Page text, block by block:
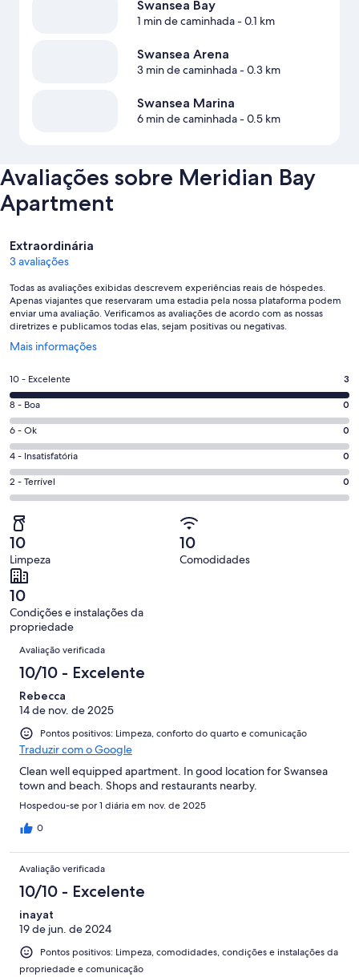
Swansea Bay
1 min de caminhada- 0.1 km
Swansea Arena
3 min de caminhada- 0.3 km
Swansea Marina
6 min de caminhada- 0.5 km
Avaliações sobre Meridian Bay
Apartment
Avaliações
Extraordinária
3 avaliações
Todas as avaliações exibidas descrevem experiências reais de hóspedes.
Apenas viajantes que reservaram uma estadia pela nossa plataforma podem
enviar uma avaliação. Verificamos as avaliações de acordo com as nossas
diretrizes e publicamos todas elas, sejam positivas ou negativas.
Mais informações
Abre
uma
nova
janela
Nota
10
-
Excelente.
3
de
3
avaliações
10 - Excelente 3
Nota
8
-
Boa.
0
de
avaliações
8 - Boa 0
Nota
6
-
Ok.
0
de
3
avaliações
6 - Ok 0
Nota
4
-
0
de
3
avaliações
4 - Insatisfatória 0
Nota
2
-
Terrível.
0
de
3
avaliações
2 - Terrível 0
10
Limpeza
10
Comodidades
10
Condições e instalações da
propriedade
Avaliações
Avaliação verificada
10/10 - Excelente
Rebecca
14 de nov. de 2025
Pontos positivos: Limpeza, conforto do quarto e comunicação
Traduzir com o Google
Clean well equipped apartment. In good location for Swansea
town and beach. Shops and restaurants nearby.
Hospedou-se por 1 diária em nov. de 2025
0
Avaliação verificada
10/10 - Excelente
inayat
19 de jun. de 2024
Pontos positivos: Limpeza, comodidades, condições e instalações da
propriedade e comunicação